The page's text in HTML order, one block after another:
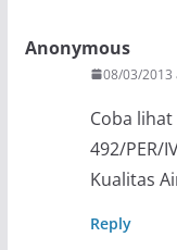
Anonymous
08/03/2013
Coba
492/PER/
Kualitas
Reply